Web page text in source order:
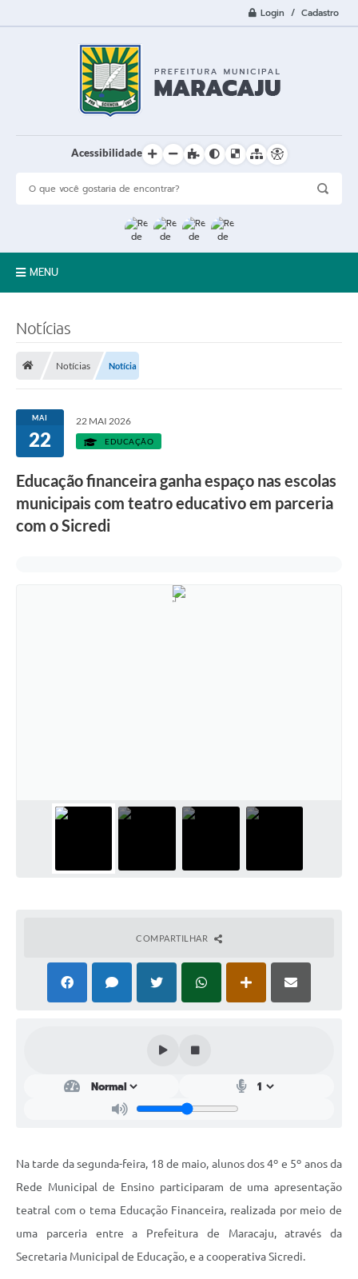
Login / Cadastro
Acessibilidade
MENU
LGPD
Licitações
Transparência
Publicações
Plano Municipal de Enfrentamento da Pandemia em
Decorrência de COVID-19 Educação - Adesão ao
Downloads
Notícias
Notícias Notícia
MAI
22
22 MAI 2026
EDUCAÇÃO
Educação financeira ganha espaço nas escolas
municipais com teatro educativo em parceria
com o Sicredi
COMPARTILHAR
Na tarde da segunda-feira, 18 de maio, alunos dos 4º e 5º anos da
Rede Municipal de Ensino participaram de uma apresentação
teatral com o tema Educação Financeira, realizada por meio de
uma parceria entre a Prefeitura de Maracaju, através da
Secretaria Municipal de Educação, e a cooperativa Sicredi.